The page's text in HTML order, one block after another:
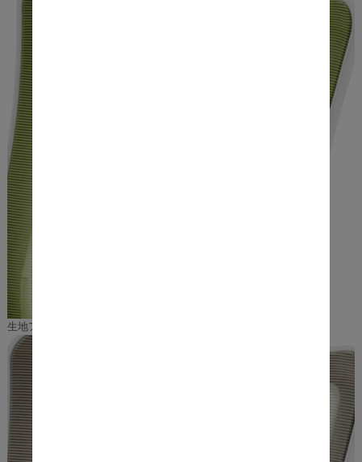
生地アップ：グリーンカラー